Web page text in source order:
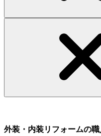
外装・内装リフォームの